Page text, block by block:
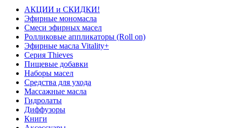
АКЦИИ и СКИДКИ!
Эфирные мономасла
Смеси эфирных масел
Ролликовые аппликаторы (Roll on)
Эфирные масла Vitality+
Серия Thieves
Пищевые добавки
Наборы масел
Средства для ухода
Массажные масла
Гидролаты
Диффузоры
Книги